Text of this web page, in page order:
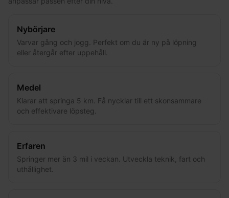
Nybörjare
Varvar gång och jogg. Perfekt om du är ny på löpning
eller återgår efter uppehåll.
Medel
Klarar att springa 5 km. Få nycklar till ett skonsammare
och effektivare löpsteg.
Erfaren
Springer mer än 3 mil i veckan. Utveckla teknik, fart och
uthållighet.